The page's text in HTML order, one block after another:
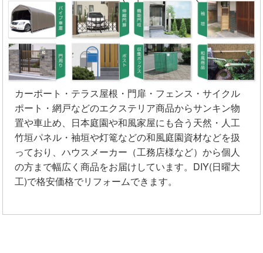
カーポート・テラス屋根・門扉・フェンス・サイクル
ポート・網戸などのエクステリア商品からサンキン物
置や車止め、日本庭園や和風家屋にも合う天然・人工
竹垣パネル・袖垣や灯篭などの和風庭園資材などを扱
っており、ハウスメーカー（工務店様など）から個人
の方まで幅広く商品をお届けしています。DIY(日曜大
工)で格安価格でリフォームできます。